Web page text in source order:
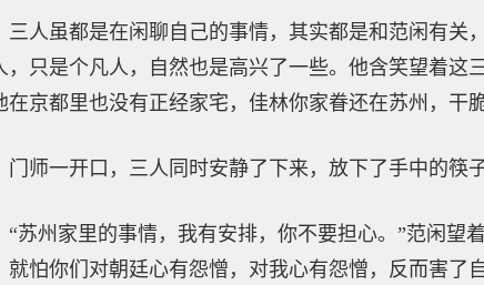
三人虽都是在闲聊自己的事情，其实都是和范闲有关
，只是个凡人，自然也是高兴了一些。他含笑望着这
在京都里也没有正经家宅，佳林你家眷还在苏州，干
门师一开口，三人同时安静了下来，放下了手中的筷
“苏州家里的事情，我有安排，你不要担心。”范闲望
就怕你们对朝廷心有怨憎，对我心有怨憎，反而害了